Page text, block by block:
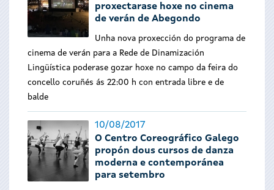
proxectarase hoxe no cinema
de verán de Abegondo
Unha nova proxección do programa de
cinema de verán para a Rede de Dinamización
Lingüística poderase gozar hoxe no campo da feira do
concello coruñés ás 22:00 h con entrada libre e de
balde
10/08/2017
O Centro Coreográfico Galego
propón dous cursos de danza
moderna e contemporánea
para setembro